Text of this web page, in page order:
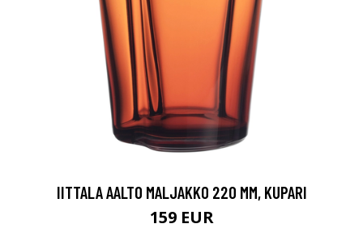
IITTALA AALTO MALJAKKO 220 MM, KUPARI
159 EUR